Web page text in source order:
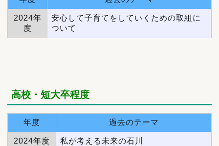
2024年
度
安心して子育てをしていくための取組に
ついて
高校・短大卒程度
年度 過去のテーマ
2024年度 私が考える未来の石川